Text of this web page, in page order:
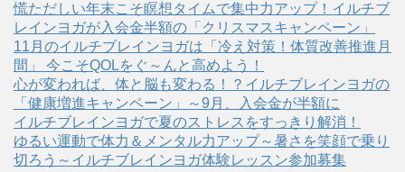
慌ただしい年末こそ瞑想タイムで集中力アップ！イルチブ
レインヨガが入会金半額の「クリスマスキャンペーン」
11月のイルチブレインヨガは「冷え対策！体質改善推進月
間」 今こそQOLをぐ～んと高めよう！
心が変われば、体と脳も変わる！？イルチブレインヨガの
「健康増進キャンペーン」～9月、入会金が半額に
イルチブレインヨガで夏のストレスをすっきり解消！
ゆるい運動で体力＆メンタル力アップ～暑さを笑顔で乗り
切ろう～イルチブレインヨガ体験レッスン参加募集